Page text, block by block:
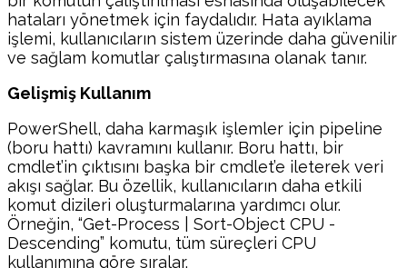
hataları yönetmek için faydalıdır. Hata ayıklama
işlemi, kullanıcıların sistem üzerinde daha güvenilir
ve sağlam komutlar çalıştırmasına olanak tanır.
Gelişmiş Kullanım
PowerShell, daha karmaşık işlemler için pipeline
(boru hattı) kavramını kullanır. Boru hattı, bir
cmdlet’in çıktısını başka bir cmdlet’e ileterek veri
akışı sağlar. Bu özellik, kullanıcıların daha etkili
komut dizileri oluşturmalarına yardımcı olur.
Örneğin, “Get-Process | Sort-Object CPU -
Descending” komutu, tüm süreçleri CPU
kullanımına göre sıralar.